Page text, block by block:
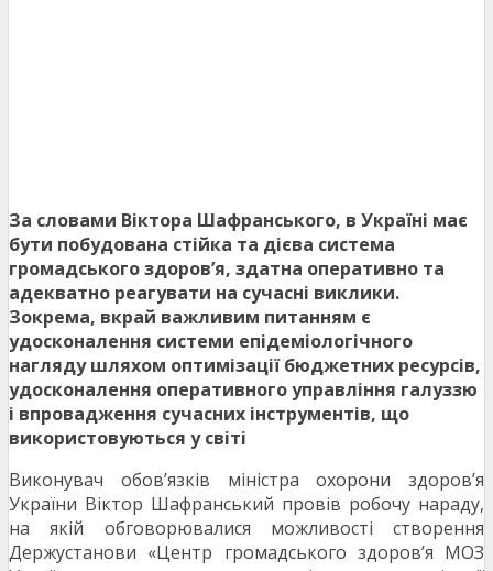
За словами Віктора Шафранського, в Україні має
бути побудована стійка та дієва система
громадського здоров’я, здатна оперативно та
адекватно реагувати на сучасні виклики.
Зокрема, вкрай важливим питанням є
удосконалення системи епідеміологічного
нагляду шляхом оптимізації бюджетних ресурсів,
удосконалення оперативного управління галуззю
і впровадження сучасних інструментів, що
використовуються у світі
Виконувач обов’язків міністра охорони здоров’я
України Віктор Шафранський провів робочу нараду,
на якій обговорювалися можливості створення
Держустанови «Центр громадського здоров’я МОЗ